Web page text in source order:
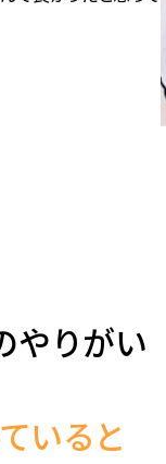
やりがい
いると